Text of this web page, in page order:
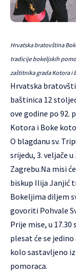
Hrvatska bratovština
tradicije bokeljskih
zaštitnika grada Kotora i
Hrvatska
baštinica 12
ove godine po 92.
Kotora i Boke
O blagdanu sv.
srijedu, 3. veljače
Zagrebu.Na misi
biskup Ilija Janjić
Bokeljima diljem
govoriti Pohvale
Prije mise, u
plesat će se
kolo sastavljeno
pomoraca.